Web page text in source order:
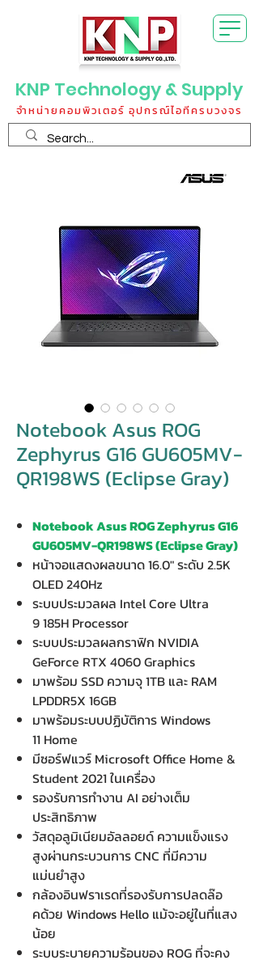
KNP Technology & Supply
จำหน่ายคอมพิวเตอร์ อุปกรณ์ไอทีครบวงจร
Notebook Asus ROG
Zephyrus G16 GU605MV-
QR198WS (Eclipse Gray)
Notebook Asus ROG Zephyrus G16
GU605MV-QR198WS (Eclipse Gray)
หน้าจอแสดงผลขนาด 16.0" ระดับ 2.5K
OLED 240Hz
ระบบประมวลผล Intel Core Ultra
9 185H Processor
ระบบประมวลผลกราฟิก NVIDIA
GeForce RTX 4060 Graphics
มาพร้อม SSD ความจุ 1TB และ RAM
LPDDR5X 16GB
มาพร้อมระบบปฏิบัติการ Windows
11 Home
มีซอร์ฟแวร์ Microsoft Office Home &
Student 2021 ในเครื่อง
รองรับการทำงาน AI อย่างเต็ม
ประสิทธิภาพ
วัสดุอลูมิเนียมอัลลอยด์ ความแข็งแรง
สูงผ่านกระบวนการ CNC ที่มีความ
แม่นยำสูง
กล้องอินฟราเรดที่รองรับการปลดล๊อ
คด้วย Windows Hello แม้จะอยู่ในที่แสง
น้อย
ระบบระบายความร้อนของ ROG ที่จะคง